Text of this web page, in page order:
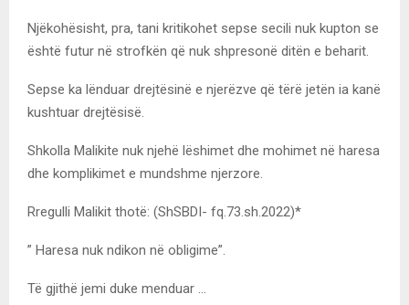
Njëkohësisht, pra, tani kritikohet sepse secili nuk kupton se
është futur në strofkën që nuk shpresonë ditën e beharit.
Sepse ka lënduar drejtësinë e njerëzve që tërë jetën ia kanë
kushtuar drejtësisë.
Shkolla Malikite nuk njehë lëshimet dhe mohimet në haresa
dhe komplikimet e mundshme njerzore.
Rregulli Malikit thotë: (ShSBDI- fq.73.sh.2022)*
” Haresa nuk ndikon në obligime”.
Të gjithë jemi duke menduar …